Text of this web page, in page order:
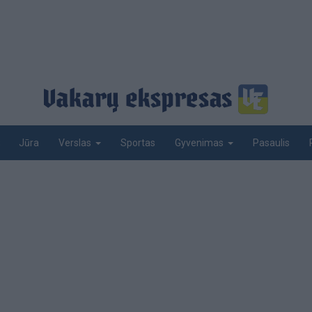
Jūra Verslas Sportas Gyvenimas Pasaulis